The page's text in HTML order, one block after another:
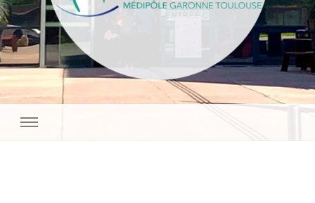
Centre de chirurgie du genou de